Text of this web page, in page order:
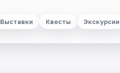
Выставки Квесты Экскурсии